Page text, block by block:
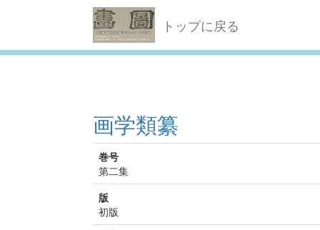
トップに戻る
画学類纂
巻号
第二集
版
初版